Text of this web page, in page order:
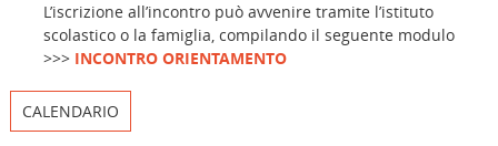
L’iscrizione all’incontro può avvenire tramite l’istituto
scolastico o la famiglia, compilando il seguente modulo
>>> INCONTRO ORIENTAMENTO
CALENDARIO